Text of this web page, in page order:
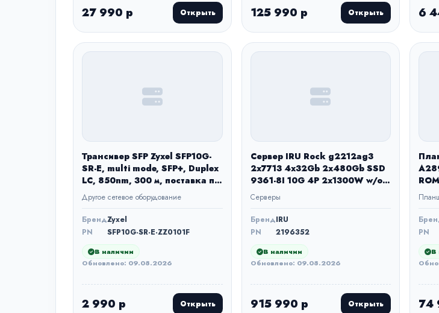
27 990 р Открыть 125 990 р Открыть 6
Трансивер SFP Zyxel SFP10G-
SR-E, multi mode, SFP+, Duplex
LC, 850nm, 300 м, поставка по
10 штук
Другое сетевое оборудование
БрендZyxel
PN
SFP10G-SR-E-ZZ0101F
В наличии
Обновлено: 09.08.2026
2 990 р Открыть
Сервер IRU Rock g2212ag3
2x7713 4x32Gb 2x480Gb SSD
9361-8I 10G 4P 2x1300W w/o
OS (2196352)
Серверы
БрендIRU
PN
2196352
В наличии
Обновлено: 09.08.2026
915 990 р Открыть
iOS
PN
В
74